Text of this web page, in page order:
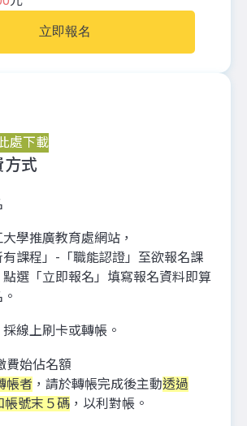
立即報名
處下載
方式
學推廣教育處網站，
課程」-「職能認證」至欲報名課
選「立即報名」填寫報名資料即算
線上刷卡或轉帳。
費始佔名額
帳者 ，請於轉帳完成後主動透過
帳號末５碼 ，以利對帳。